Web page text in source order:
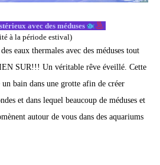
avec des méduses
à la période estival)
eaux thermales avec des méduses tout
SUR!!! Un véritable rêve éveillé. Cette
bain dans une grotte afin de créer
et dans lequel beaucoup de méduses et
autour de vous dans des aquariums